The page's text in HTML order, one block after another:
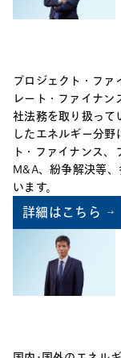
プロジェクト・フ
レート・ファイナ
社法務を取り扱って
したエネルギー分
ト・ファイナンス、
M&A、紛争解決等
います。
詳細はこちら